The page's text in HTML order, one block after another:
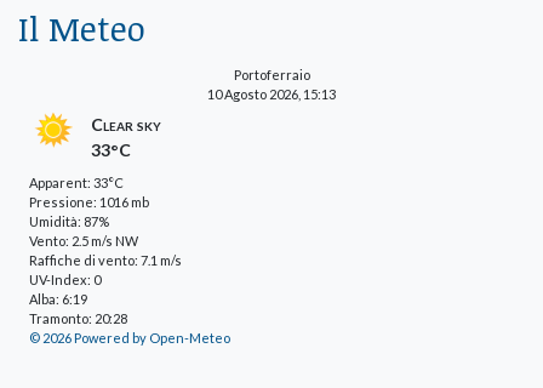
Il Meteo
Portoferraio
10 Agosto 2026, 15:13
Clear sky
33°C
Apparent: 33°C
Pressione: 1016 mb
Umidità: 87%
Vento: 2.5 m/s NW
Raffiche di vento: 7.1 m/s
UV-Index: 0
Alba: 6:19
Tramonto: 20:28
© 2026 Powered by Open-Meteo